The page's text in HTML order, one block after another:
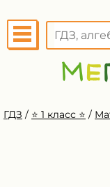
ГДЗ / ⭐️ 1 класс ⭐️ /